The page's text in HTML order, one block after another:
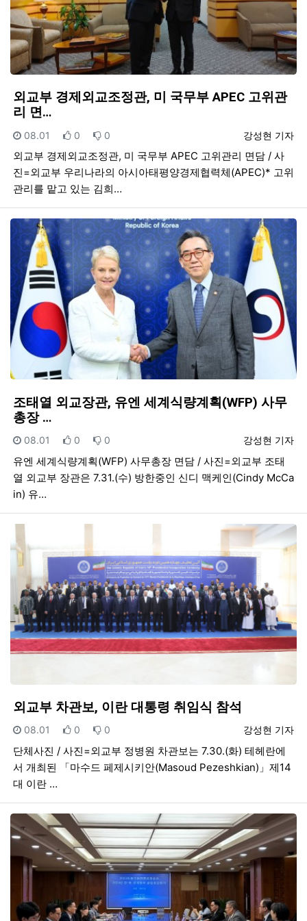
외교부 경제외교조정관, 미 국무부 APEC 고위관
리 면…
등록자
강성현 기자
등록일
08.01 추천
0 비추천
0
외교부 경제외교조정관, 미 국무부 APEC 고위관리 면담 / 사
진=외교부 우리나라의 아시아태평양경제협력체(APEC)* 고위
관리를 맡고 있는 김희…
조태열 외교장관, 유엔 세계식량계획(WFP) 사무
총장 …
등록자
강성현 기자
등록일
08.01 추천
0 비추천
0
유엔 세계식량계획(WFP) 사무총장 면담 / 사진=외교부 조태
열 외교부 장관은 7.31.(수) 방한중인 신디 맥케인(Cindy McCa
in) 유…
외교부 차관보, 이란 대통령 취임식 참석
등록자
강성현 기자
등록일
08.01 추천
0 비추천
0
단체사진 / 사진=외교부 정병원 차관보는 7.30.(화) 테헤란에
서 개최된 「마수드 페제시키안(Masoud Pezeshkian)」제14
대 이란 …